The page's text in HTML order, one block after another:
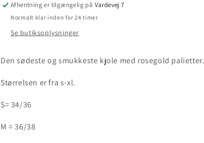
Afhentning er tilgængelig på Vardevej 7
Normalt klar inden for 24 timer
Se butiksoplysninger
Den sødeste og smukkeste kjole med rosegold palietter.
Størrelsen er fra s-xl.
S= 34/36
M = 36/38